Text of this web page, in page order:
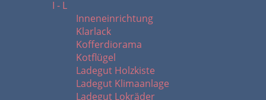
I - L
Inneneinrichtung
Klarlack
Kofferdiorama
Kotflügel
Ladegut Holzkiste
Ladegut Klimaanlage
Ladegut Lokräder